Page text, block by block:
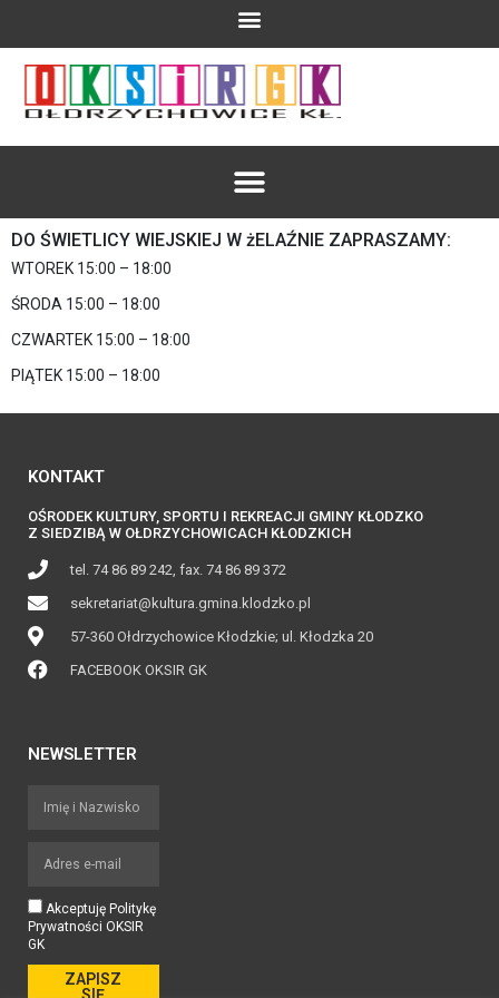
DO ŚWIETLICY WIEJSKIEJ W żELAŹNIE ZAPRASZAMY:
WTOREK 15:00 – 18:00
ŚRODA 15:00 – 18:00
CZWARTEK 15:00 – 18:00
PIĄTEK 15:00 – 18:00
KONTAKT
OŚRODEK KULTURY, SPORTU I REKREACJI GMINY KŁODZKO
Z SIEDZIBĄ W OŁDRZYCHOWICACH KŁODZKICH
tel. 74 86 89 242, fax. 74 86 89 372
sekretariat@kultura.gmina.klodzko.pl
57-360 Ołdrzychowice Kłodzkie; ul. Kłodzka 20
FACEBOOK OKSIR GK
NEWSLETTER
Akceptuję Politykę
Prywatności OKSIR
GK
ZAPISZ